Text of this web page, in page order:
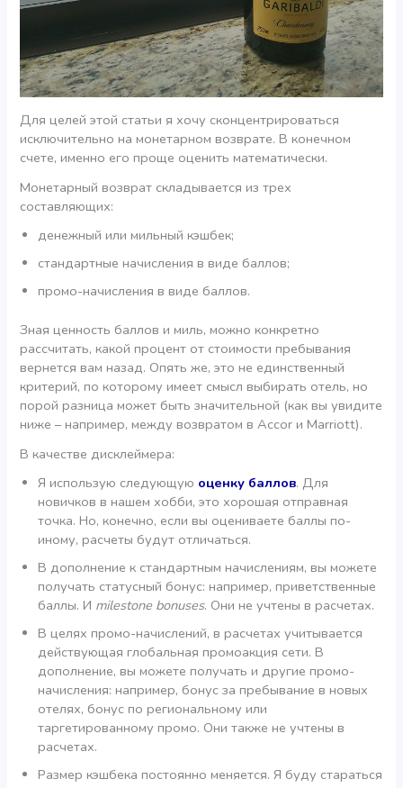
Для целей этой статьи я хочу сконцентрироваться
исключительно на монетарном возврате. В конечном
счете, именно его проще оценить математически.
Монетарный возврат складывается из трех
составляющих:
денежный или мильный кэшбек;
стандартные начисления в виде баллов;
промо-начисления в виде баллов.
Зная ценность баллов и миль, можно конкретно
рассчитать, какой процент от стоимости пребывания
вернется вам назад. Опять же, это не единственный
критерий, по которому имеет смысл выбирать отель, но
порой разница может быть значительной (как вы увидите
ниже – например, между возвратом в Accor и Marriott).
В качестве дисклеймера:
Я использую следующую оценку баллов. Для
новичков в нашем хобби, это хорошая отправная
точка. Но, конечно, если вы оцениваете баллы по-
иному, расчеты будут отличаться.
В дополнение к стандартным начислениям, вы можете
получать статусный бонус: например, приветственные
баллы. И milestone bonuses. Они не учтены в расчетах.
В целях промо-начислений, в расчетах учитывается
действующая глобальная промоакция сети. В
дополнение, вы можете получать и другие промо-
начисления: например, бонус за пребывание в новых
отелях, бонус по региональному или
таргетированному промо. Они также не учтены в
расчетах.
Размер кэшбека постоянно меняется. Я буду стараться